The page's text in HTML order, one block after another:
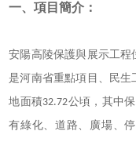
一、項目簡介：
安陽高陵保護與展示工程
是河南省重點項目、民生
地面積32.72公頃，其中
有綠化、道路、廣場、